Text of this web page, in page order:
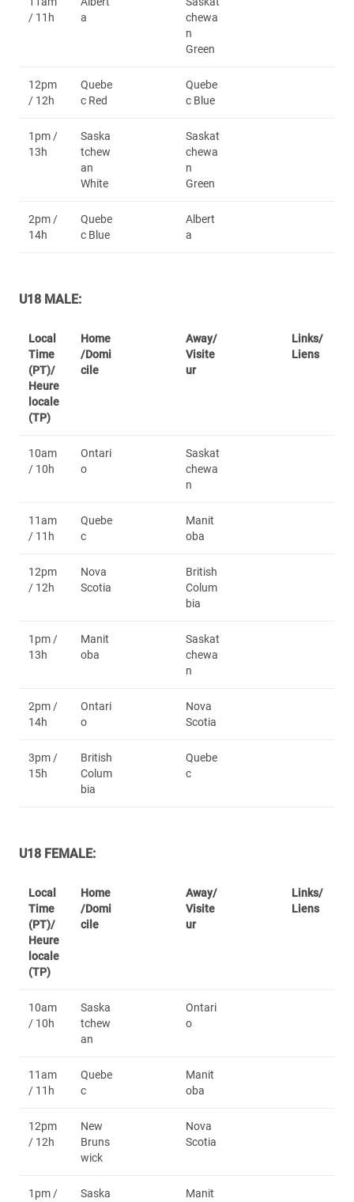
/ 11h
a
chewa
n
Green
12pm
/ 12h
Quebe
c Red
Quebe
c Blue
1pm /
13h
Saska
tchew
an
White
Saskat
chewa
n
Green
2pm /
14h
Quebe
c Blue
Albert
a
U18 MALE:
Local
Time
(PT)/
Heure
locale
(TP)
Home
/Domi
cile
Away/
Visite
ur
Links/
Liens
10am
/ 10h
Ontari
o
Saskat
chewa
n
11am
/ 11h
Quebe
c
Manit
oba
12pm
/ 12h
Nova
Scotia
British
Colum
bia
1pm /
13h
Manit
oba
Saskat
chewa
n
2pm /
14h
Ontari
o
Nova
Scotia
3pm /
15h
British
Colum
bia
Quebe
c
U18 FEMALE:
Local
Time
(PT)/
Heure
locale
(TP)
Home
/Domi
cile
Away/
Visite
ur
Links/
Liens
10am
/ 10h
Saska
tchew
an
Ontari
o
11am
/ 11h
Quebe
c
Manit
oba
12pm
/ 12h
New
Bruns
wick
Nova
Scotia
1pm /
Saska
Manit